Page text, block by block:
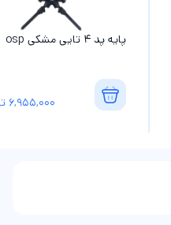
پایه پد 4 تایی مشکی osp
6,955,000